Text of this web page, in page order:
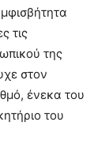
τις
της
στον
ένεκα του
του